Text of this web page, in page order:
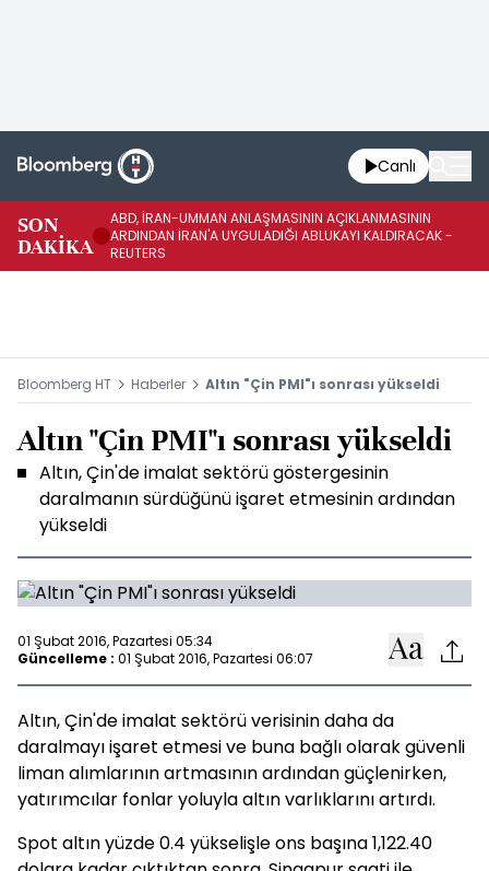
Canlı
SON
DAKİKA
ABD, İRAN-UMMAN ANLAŞMASININ AÇIKLANMASININ
ARDINDAN İRAN'A UYGULADIĞI ABLUKAYI KALDIRACAK -
REUTERS
Bloomberg HT Haberler Altın "Çin PMI"ı sonrası yükseldi
Altın "Çin PMI"ı sonrası yükseldi
Altın, Çin'de imalat sektörü göstergesinin
daralmanın sürdüğünü işaret etmesinin ardından
yükseldi
01 Şubat 2016, Pazartesi 05:34
Güncelleme : 01 Şubat 2016, Pazartesi 06:07
Altın, Çin'de imalat sektörü verisinin daha da
daralmayı işaret etmesi ve buna bağlı olarak güvenli
liman alımlarının artmasının ardından güçlenirken,
yatırımcılar fonlar yoluyla altın varlıklarını artırdı.
Spot altın yüzde 0.4 yükselişle ons başına 1,122.40